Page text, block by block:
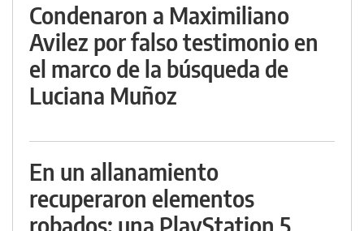
Condenaron a Maximiliano
Avilez por falso testimonio en
el marco de la búsqueda de
Luciana Muñoz
En un allanamiento
recuperaron elementos
robados: una PlayStation 5,